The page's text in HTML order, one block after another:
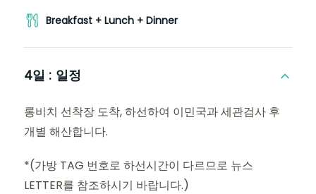
Breakfast + Lunch + Dinner
4일 : 일정
롱비치 선착장 도착, 하선하여 이민국과 세관검사 후
개별 해산합니다.
*(가방 TAG 번호로 하선시간이 다르므로 뉴스
LETTER를 참조하시기 바랍니다.)